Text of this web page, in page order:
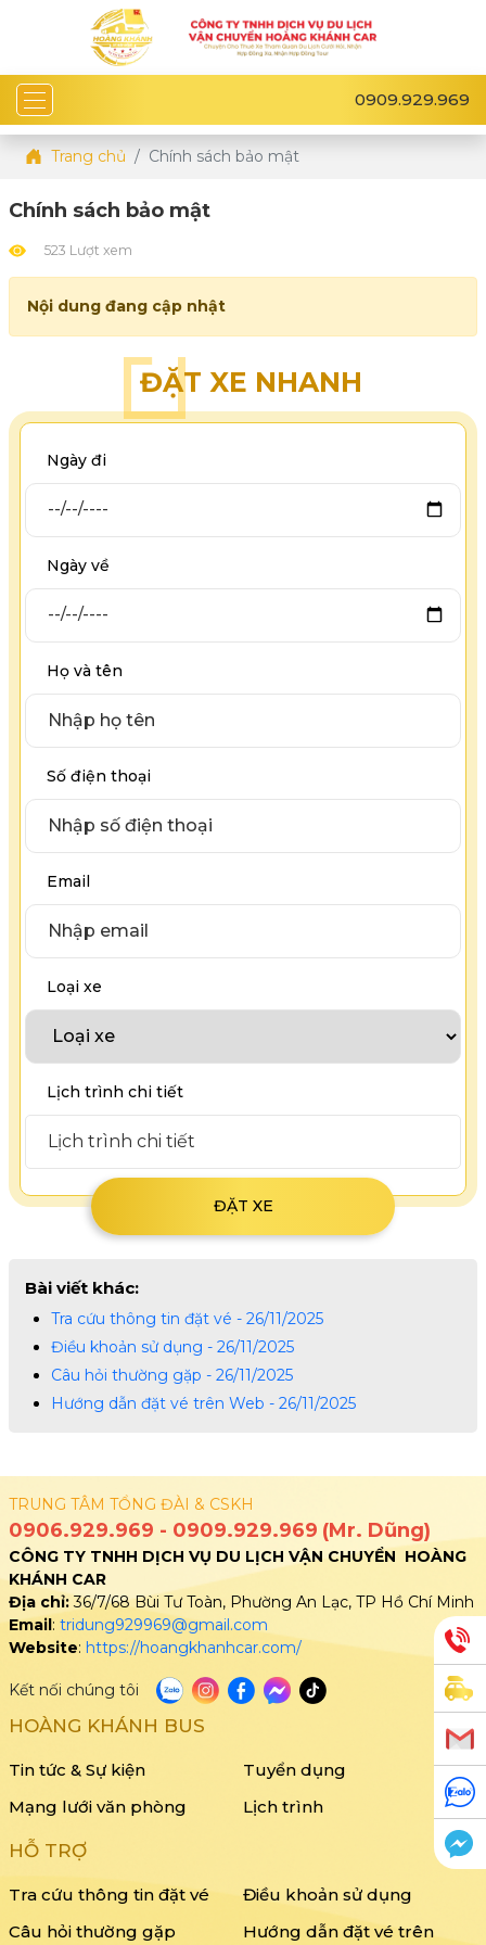
0909.929.969
Trang chủ Chính sách bảo mật
Chính sách bảo mật
523 Lượt xem
Nội dung đang cập nhật
ĐẶT XE NHANH
Ngày đi
Ngày về
Họ và tên
Số điện thoại
Email
Loại xe
Lịch trình chi tiết
Bài viết khác:
Tra cứu thông tin đặt vé - 26/11/2025
Điều khoản sử dụng - 26/11/2025
Câu hỏi thường gặp - 26/11/2025
Hướng dẫn đặt vé trên Web - 26/11/2025
TRUNG TÂM TỔNG ĐÀI & CSKH
0906.929.969 - 0909.929.969 (Mr. Dũng)
CÔNG TY TNHH DỊCH VỤ DU LỊCH VẬN CHUYỂN HOÀNG
KHÁNH CAR
Địa chỉ: 36/7/68 Bùi Tư Toàn, Phường An Lạc, TP Hồ Chí Minh
Email: tridung929969@gmail.com
Website: https://hoangkhanhcar.com/
Kết nối chúng tôi
HOÀNG KHÁNH BUS
Tin tức & Sự kiện
Tuyển dụng
Mạng lưới văn phòng
Lịch trình
HỖ TRỢ
Tra cứu thông tin đặt vé
Điều khoản sử dụng
Câu hỏi thường gặp
Hướng dẫn đặt vé trên